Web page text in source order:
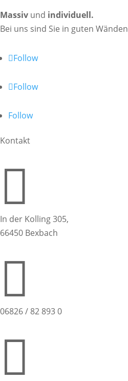
Massiv und individuell.
Bei uns sind Sie in guten Wänden
Follow
Follow
Follow
Kontakt

In der Kolling 305,
66450 Bexbach

06826 / 82 893 0
